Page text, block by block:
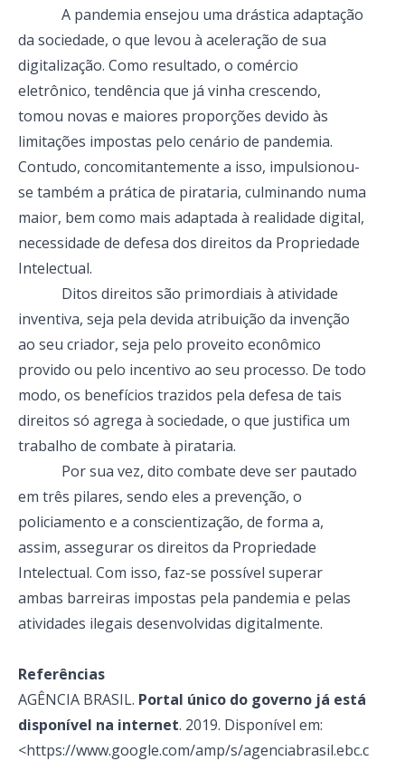
A pandemia ensejou uma drástica adaptação
da sociedade, o que levou à aceleração de sua
digitalização. Como resultado, o comércio
eletrônico, tendência que já vinha crescendo,
tomou novas e maiores proporções devido às
limitações impostas pelo cenário de pandemia.
Contudo, concomitantemente a isso, impulsionou-
se também a prática de pirataria, culminando numa
maior, bem como mais adaptada à realidade digital,
necessidade de defesa dos direitos da Propriedade
Intelectual.
Ditos direitos são primordiais à atividade
inventiva, seja pela devida atribuição da invenção
ao seu criador, seja pelo proveito econômico
provido ou pelo incentivo ao seu processo. De todo
modo, os benefícios trazidos pela defesa de tais
direitos só agrega à sociedade, o que justifica um
trabalho de combate à pirataria.
Por sua vez, dito combate deve ser pautado
em três pilares, sendo eles a prevenção, o
policiamento e a conscientização, de forma a,
assim, assegurar os direitos da Propriedade
Intelectual. Com isso, faz-se possível superar
ambas barreiras impostas pela pandemia e pelas
atividades ilegais desenvolvidas digitalmente.
Referências
AGÊNCIA BRASIL. Portal único do governo já está
disponível na internet. 2019. Disponível em:
<https://www.google.com/amp/s/agenciabrasil.ebc.c